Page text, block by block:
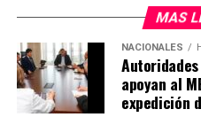
MAS
NACIONALES
apoyan al
expedición